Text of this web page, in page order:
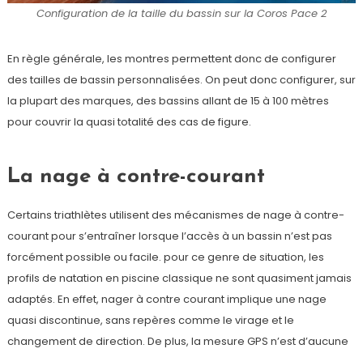
Configuration de la taille du bassin sur la Coros Pace 2
En règle générale, les montres permettent donc de configurer
des tailles de bassin personnalisées. On peut donc configurer, sur
la plupart des marques, des bassins allant de 15 à 100 mètres
pour couvrir la quasi totalité des cas de figure.
La nage à contre-courant
Certains triathlètes utilisent des mécanismes de nage à contre-
courant pour s’entraîner lorsque l’accès à un bassin n’est pas
forcément possible ou facile. pour ce genre de situation, les
profils de natation en piscine classique ne sont quasiment jamais
adaptés. En effet, nager à contre courant implique une nage
quasi discontinue, sans repères comme le virage et le
changement de direction. De plus, la mesure GPS n’est d’aucune